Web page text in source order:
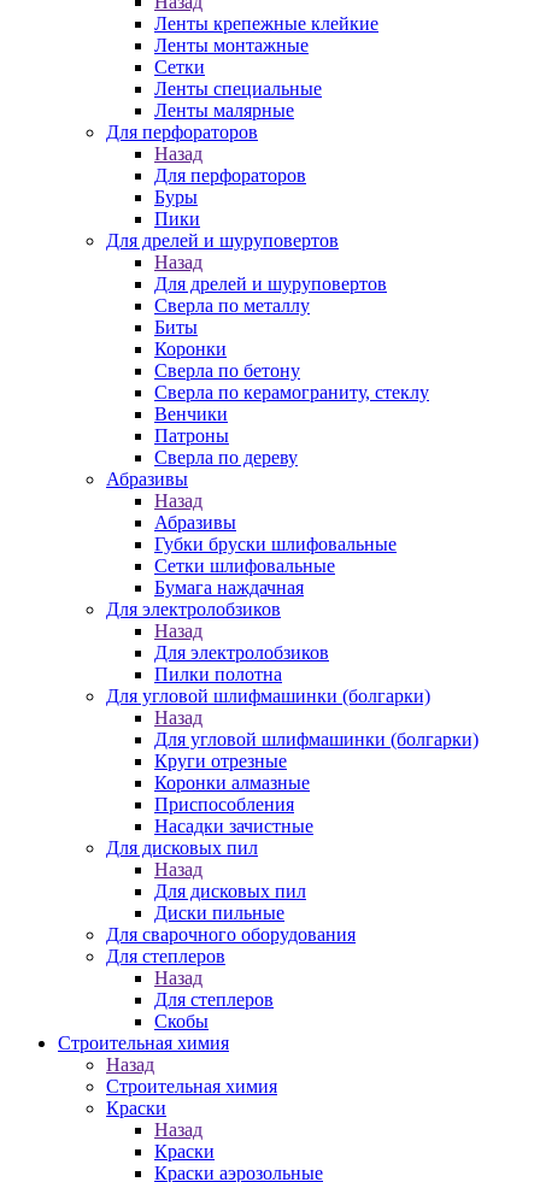
Ленты крепежные клейкие
Ленты монтажные
Сетки
Ленты специальные
Ленты малярные
Для перфораторов
Назад
Для перфораторов
Буры
Пики
Для дрелей и шуруповертов
Назад
Для дрелей и шуруповертов
Сверла по металлу
Биты
Коронки
Сверла по бетону
Сверла по керамограниту, стеклу
Венчики
Патроны
Сверла по дереву
Абразивы
Назад
Абразивы
Губки бруски шлифовальные
Сетки шлифовальные
Бумага наждачная
Для электролобзиков
Назад
Для электролобзиков
Пилки полотна
Для угловой шлифмашинки (болгарки)
Назад
Для угловой шлифмашинки (болгарки)
Круги отрезные
Коронки алмазные
Приспособления
Насадки зачистные
Для дисковых пил
Назад
Для дисковых пил
Диски пильные
Для сварочного оборудования
Для степлеров
Назад
Для степлеров
Скобы
Строительная химия
Назад
Строительная химия
Краски
Назад
Краски
Краски аэрозольные